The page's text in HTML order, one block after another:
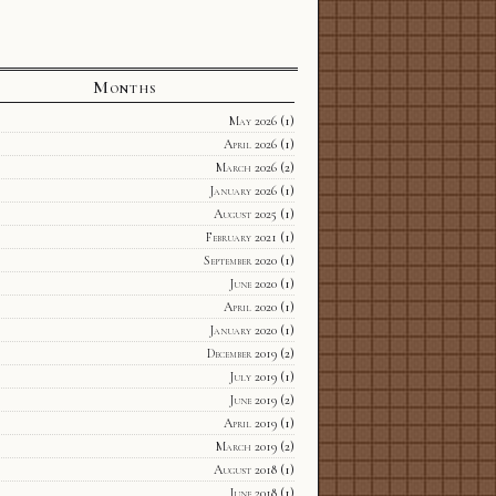
Months
May 2026(1)
April 2026(1)
March 2026(2)
January 2026(1)
August 2025 (1)
February 2021 (1)
September 2020(1)
June 2020(1)
April 2020(1)
January 2020(1)
December 2019(2)
July 2019(1)
June 2019(2)
April 2019(1)
March 2019(2)
August 2018(1)